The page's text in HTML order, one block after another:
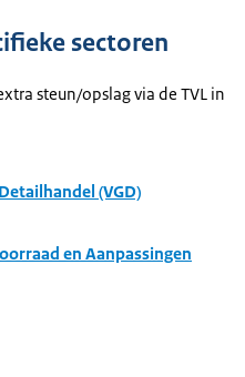
sectoren
steun/opslag via de TVL in
(VGD)
en Aanpassingen